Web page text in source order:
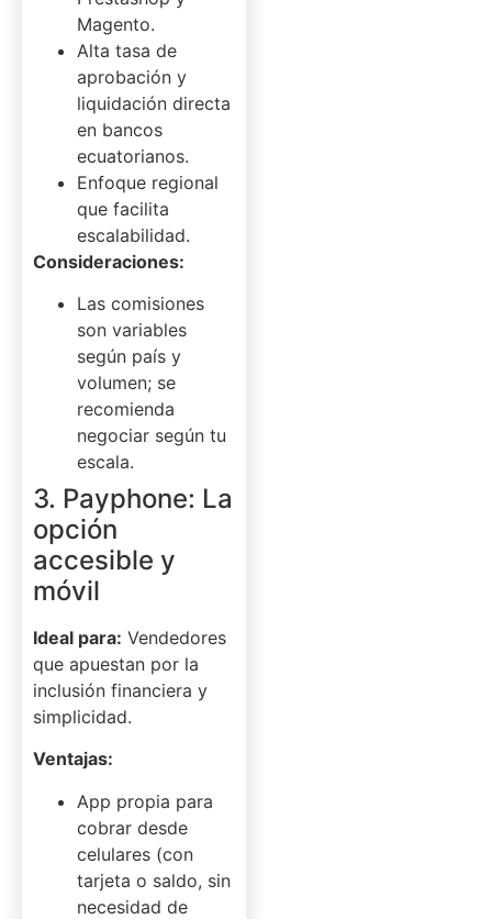
Magento.
Alta tasa de
aprobación y
liquidación directa
en bancos
ecuatorianos.
Enfoque regional
que facilita
escalabilidad.
Consideraciones:
Las comisiones
son variables
según país y
volumen; se
recomienda
negociar según tu
escala.
3. Payphone: La
opción
accesible y
móvil
Ideal para: Vendedores
que apuestan por la
inclusión financiera y
simplicidad.
Ventajas:
App propia para
cobrar desde
celulares (con
tarjeta o saldo, sin
necesidad de